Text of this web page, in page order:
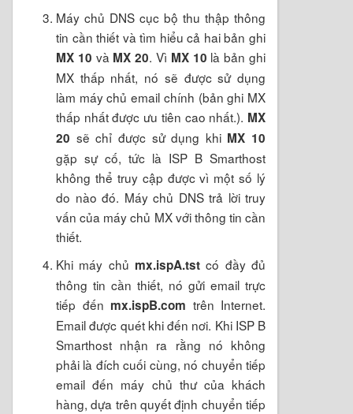
Máy chủ DNS cục bộ thu thập thông
tin cần thiết và tìm hiểu cả hai bản ghi
MX 10 và MX 20. Vì MX 10 là bản ghi
MX thấp nhất, nó sẽ được sử dụng
làm máy chủ email chính (bản ghi MX
thấp nhất được ưu tiên cao nhất.). MX
20 sẽ chỉ được sử dụng khi MX 10
gặp sự cố, tức là ISP B Smarthost
không thể truy cập được vì một số lý
do nào đó. Máy chủ DNS trả lời truy
vấn của máy chủ MX với thông tin cần
thiết.
Khi máy chủ mx.ispA.tst có đầy đủ
thông tin cần thiết, nó gửi email trực
tiếp đến mx.ispB.com trên Internet.
Email được quét khi đến nơi. Khi ISP B
Smarthost nhận ra rằng nó không
phải là đích cuối cùng, nó chuyển tiếp
email đến máy chủ thư của khách
hàng, dựa trên quyết định chuyển tiếp